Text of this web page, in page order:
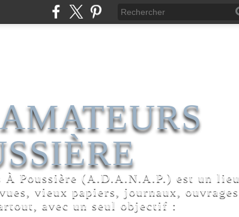
Poussière (A.D.A.N.A.P.) est un lieu
vieux papiers, journaux, ouvrages
avec un seul objectif :